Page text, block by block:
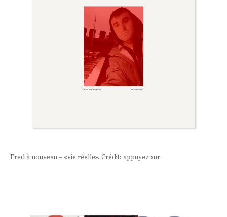
Fred à nouveau – «vie réelle». Crédit: appuyez sur